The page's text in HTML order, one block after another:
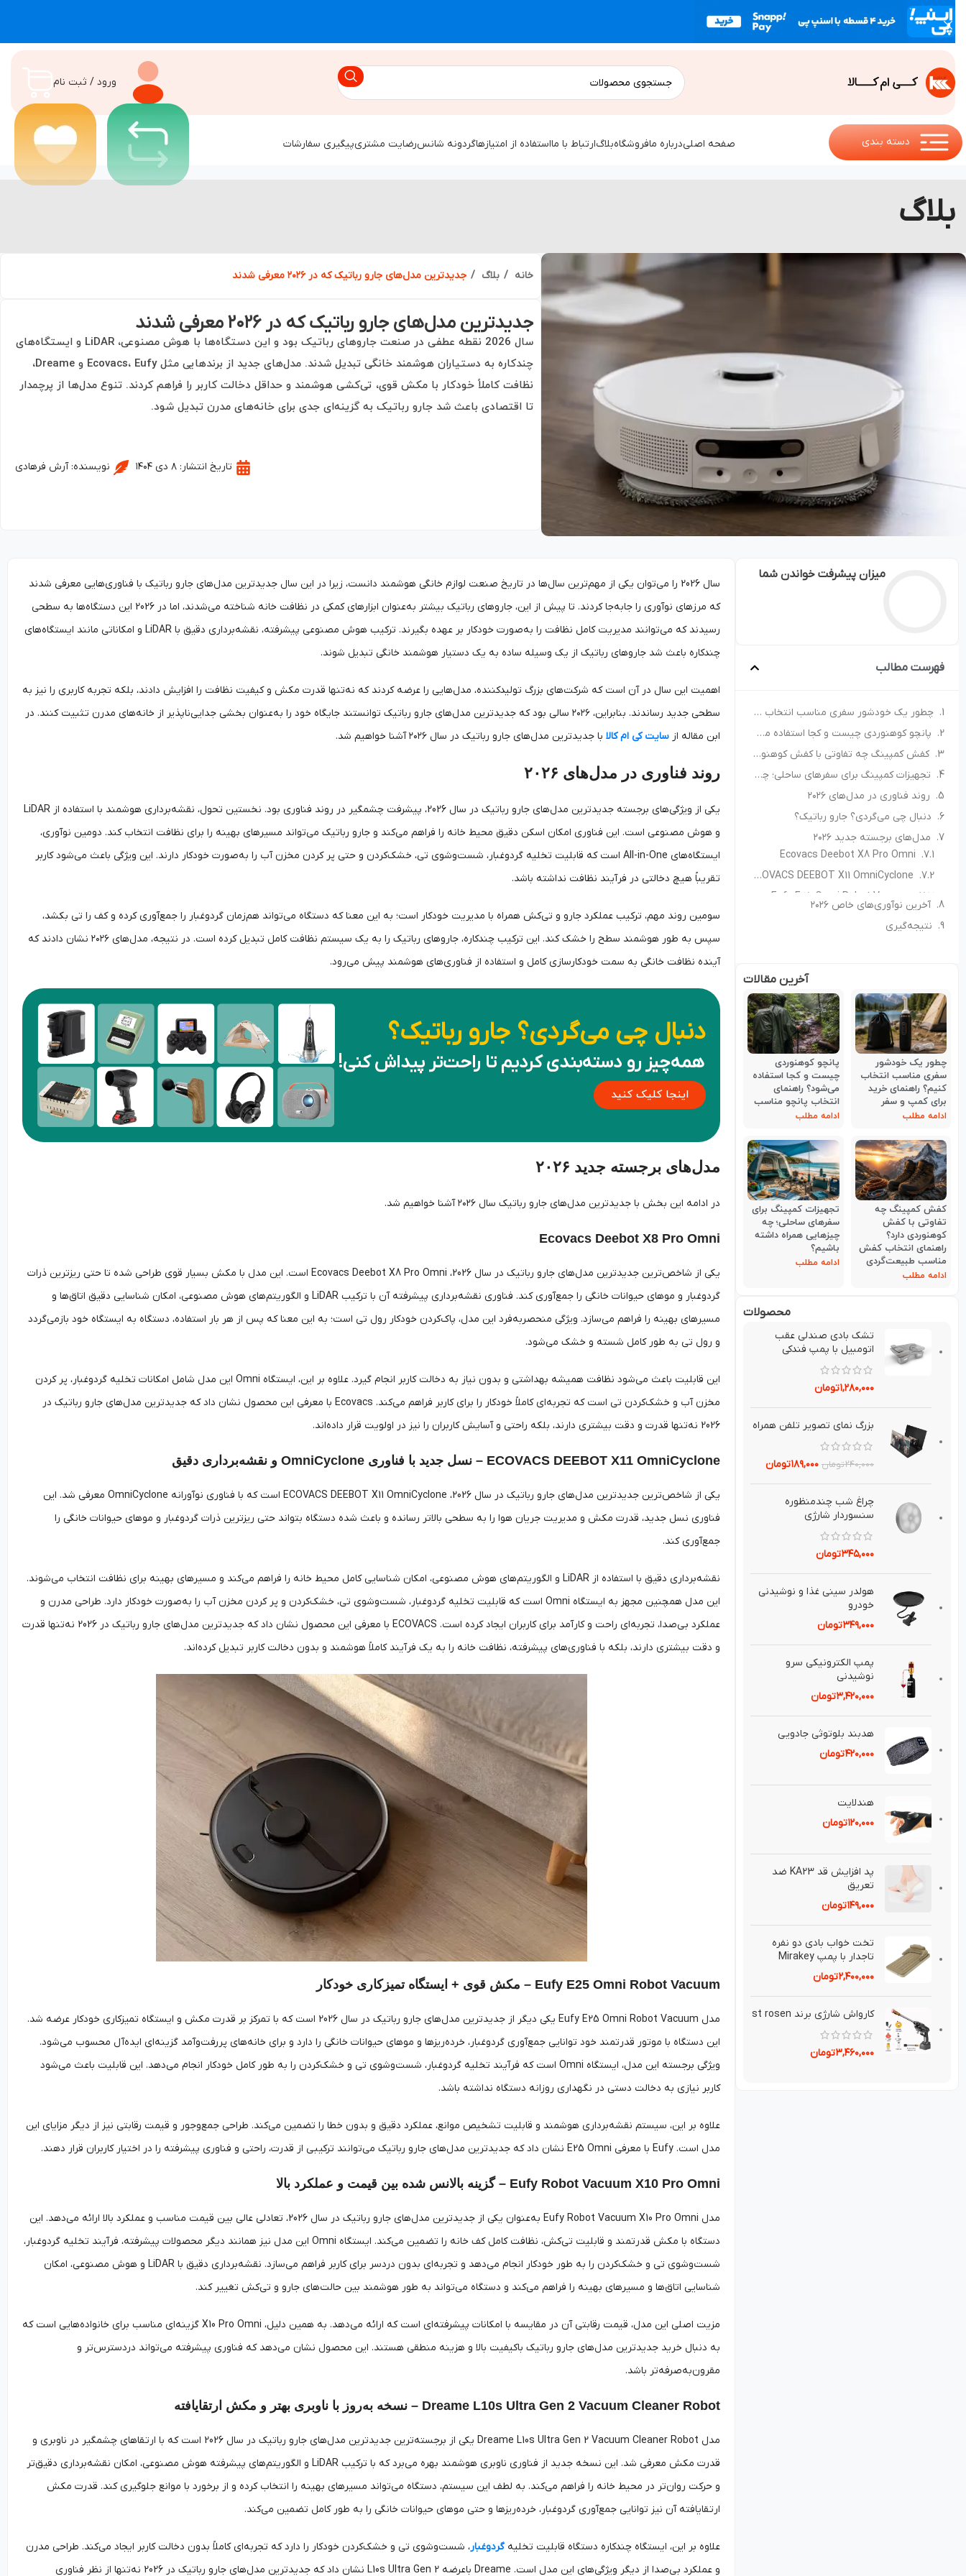
ورود / ثبت نام
دسته بندی صفحه اصلیدرباره مافروشگاهبلاگارتباط با مااستفاده از امتیازهاگردونه شانسرضایت مشتریپیگیری سفارشات
بلاگ
خانه بلاگ جدیدترین مدل‌های جارو رباتیک که در ۲۰۲۶ معرفی شدند
جدیدترین مدل‌های جارو رباتیک که در ۲۰۲۶ معرفی شدند
سال 2026 نقطه عطفی در صنعت جاروهای رباتیک بود و این دستگاه‌ها با هوش مصنوعی، LiDAR و ایستگاه‌های
چندکاره به دستیاران هوشمند خانگی تبدیل شدند. مدل‌های جدید از برندهایی مثل Ecovacs، Eufy و Dreame،
نظافت کاملاً خودکار با مکش قوی، تی‌کشی هوشمند و حداقل دخالت کاربر را فراهم کردند. تنوع مدل‌ها از پرچمدار
تا اقتصادی باعث شد جارو رباتیک به گزینه‌ای جدی برای خانه‌های مدرن تبدیل شود.
تاریخ انتشار: ۸ دی ۱۴۰۴ نویسنده: آرش فرهادی
میزان پیشرفت خواندن شما
فهرست مطالب
چطور یک خودشور سفری مناسب انتخاب کنیم؟ راهنمای خرید برای کمپ و سفر
پانچو کوهنوردی چیست و کجا استفاده می‌شود؟ راهنمای انتخاب پانچو مناسب
کفش کمپینگ چه تفاوتی با کفش کوهنوردی دارد؟ راهنمای انتخاب کفش مناسب طبیعت‌گردی
تجهیزات کمپینگ برای سفرهای ساحلی؛ چه چیزهایی همراه داشته باشیم؟
روند فناوری در مدل‌های ۲۰۲۶
دنبال چی می‌گردی؟ جارو رباتیک؟
مدل‌های برجسته جدید ۲۰۲۶
Ecovacs Deebot X8 Pro Omni
ECOVACS DEEBOT X11 OmniCyclone – نسل جدید با فناوری OmniCyclone و نقشه‌برداری دقیق
Ecovacs Deebot N30 Plus Robot Vacuum & Mop – مدل اقتصادی با عملکرد قابل‌قبول
آخرین نوآوری‌های خاص ۲۰۲۶
نتیجه‌گیری
چطور یک خودشور
سفری مناسب انتخاب
کنیم؟ راهنمای خرید
برای کمپ و سفر
ادامه مطلب
پانچو کوهنوردی
چیست و کجا استفاده
می‌شود؟ راهنمای
انتخاب پانچو مناسب
ادامه مطلب
راهنمای انتخاب کفش
مناسب طبیعت‌گردی
تجهیزات کمپینگ برای
سفرهای ساحلی؛ چه
چیزهایی همراه داشته
باشیم؟
آخرین مقالات
محصولات
تشك بادي صندلي عقب
اتومبيل با پمپ فندکی
۱,۲۸۰,۰۰۰تومان
بزرگ نماي تصوير تلفن همراه
چراغ شب چندمنظوره
سنسوردار شارژي
هولدر سيني غذا و نوشيدني
خودرو
پمپ الكترونيكی سرو
۳,۴۲۰,۰۰۰
۴۲۰,۰۰۰تومان
هندلايت
۱۲۰,۰۰۰تومان
تعريق⁣
تخت خواب بادی دو نفره
تاجدار با پمپ Mirakey
سال 2026 را می‌توان یکی از مهم‌ترین سال‌ها در تاریخ صنعت لوازم خانگی هوشمند دانست، زیرا در این سال جدیدترین مدل‌های جارو رباتیک با فناوری‌هایی معرفی شدند
که مرزهای نوآوری را جابه‌جا کردند. تا پیش از این، جاروهای رباتیک بیشتر به‌عنوان ابزارهای کمکی در نظافت خانه شناخته می‌شدند، اما در 2026 این دستگاه‌ها به سطحی
رسیدند که می‌توانند مدیریت کامل نظافت را به‌صورت خودکار بر عهده بگیرند. ترکیب هوش مصنوعی پیشرفته، نقشه‌برداری دقیق با LiDAR و امکاناتی مانند ایستگاه‌های
چندکاره باعث شد جاروهای رباتیک از یک وسیله ساده به یک دستیار هوشمند خانگی تبدیل شوند.
اهمیت این سال در آن است که شرکت‌های بزرگ تولیدکننده، مدل‌هایی را عرضه کردند که نه‌تنها قدرت مکش و کیفیت نظافت را افزایش دادند، بلکه تجربه کاربری را نیز به
سطحی جدید رساندند. بنابراین، ۲۰۲۶ سالی بود که جدیدترین مدل‌های جارو رباتیک توانستند جایگاه خود را به‌عنوان بخشی جدایی‌ناپذیر از خانه‌های مدرن تثبیت کنند. در
ابن مقاله از سایت کی ام کالابا جدیدترین مدل‌های جارو رباتیک در سال ۲۰۲۶ آشنا خواهیم شد.
روند فناوری در مدل‌های ۲۰۲۶
یکی از ویژگی‌های برجسته جدیدترین مدل‌های جارو رباتیک در سال 2026، پیشرفت چشمگیر در روند فناوری بود. نخستین تحول، نقشه‌برداری هوشمند با استفاده از LiDAR
و هوش مصنوعی است. این فناوری امکان اسکن دقیق محیط خانه را فراهم می‌کند و جارو رباتیک می‌تواند مسیرهای بهینه را برای نظافت انتخاب کند. دومین نوآوری،
ایستگاه‌های All-in-One است که قابلیت تخلیه گردوغبار، شست‌وشوی تی، خشک‌کردن و حتی پر کردن مخزن آب را به‌صورت خودکار دارند. این ویژگی باعث می‌شود کاربر
تقریباً هیچ دخالتی در فرآیند نظافت نداشته باشد.
سومین روند مهم، ترکیب عملکرد جارو و تی‌کش همراه با مدیریت خودکار است؛ به این معنا که دستگاه می‌تواند هم‌زمان گردوغبار را جمع‌آوری کرده و کف را تی بکشد،
سپس به طور هوشمند سطح را خشک کند. این ترکیب چندکاره، جاروهای رباتیک را به یک سیستم نظافت کامل تبدیل کرده است. در نتیجه، مدل‌های ۲۰۲۶ نشان دادند که
آینده نظافت خانگی به سمت خودکارسازی کامل و استفاده از فناوری‌های هوشمند پیش می‌رود.
دنبال چی می‌گردی؟ جارو رباتیک؟
همه‌چیز رو دسته‌بندی کردیم تا راحت‌تر پیداش کنی!
اینجا کلیک کنید
مدل‌های برجسته جدید ۲۰۲۶
در ادامه این بخش با جدیدترین مدل‌های جارو رباتیک سال ۲۰۲۶ آشنا خواهیم شد.
Ecovacs Deebot X8 Pro Omni
یکی از شاخص‌ترین جدیدترین مدل‌های جارو رباتیک در سال 2026، Ecovacs Deebot X8 Pro Omni است. این مدل با مکش بسیار قوی طراحی شده تا حتی ریزترین ذرات
گردوغبار و موهای حیوانات خانگی را جمع‌آوری کند. فناوری نقشه‌برداری پیشرفته آن با ترکیب LiDAR و الگوریتم‌های هوش مصنوعی، امکان شناسایی دقیق اتاق‌ها و
مسیرهای بهینه را فراهم می‌سازد. ویژگی منحصربه‌فرد این مدل، پاک‌کردن خودکار رول تی است؛ به این معنا که پس از هر بار استفاده، دستگاه به ایستگاه خود بازمی‌گردد
و رول تی به طور کامل شسته و خشک می‌شود.
این قابلیت باعث می‌شود نظافت همیشه بهداشتی و بدون نیاز به دخالت کاربر انجام گیرد. علاوه بر این، ایستگاه Omni این مدل شامل امکانات تخلیه گردوغبار، پر کردن
مخزن آب و خشک‌کردن تی است که تجربه‌ای کاملاً خودکار را برای کاربر فراهم می‌کند. Ecovacs با معرفی این محصول نشان داد که جدیدترین مدل‌های جارو رباتیک در
2026 نه‌تنها قدرت و دقت بیشتری دارند، بلکه راحتی و آسایش کاربران را نیز در اولویت قرار داده‌اند.
ECOVACS DEEBOT X11 OmniCyclone – نسل جدید با فناوری OmniCyclone و نقشه‌برداری دقیق
یکی از شاخص‌ترین جدیدترین مدل‌های جارو رباتیک در سال 2026، ECOVACS DEEBOT X11 OmniCyclone است که با فناوری نوآورانه OmniCyclone معرفی شد. این
فناوری نسل جدید، قدرت مکش و مدیریت جریان هوا را به سطحی بالاتر رسانده و باعث شده دستگاه بتواند حتی ریزترین ذرات گردوغبار و موهای حیوانات خانگی را
جمع‌آوری کند.
نقشه‌برداری دقیق با استفاده از LiDAR و الگوریتم‌های هوش مصنوعی، امکان شناسایی کامل محیط خانه را فراهم می‌کند و مسیرهای بهینه برای نظافت انتخاب می‌شوند.
این مدل همچنین مجهز به ایستگاه Omni است که قابلیت تخلیه گردوغبار، شست‌وشوی تی، خشک‌کردن و پر کردن مخزن آب را به‌صورت خودکار دارد. طراحی مدرن و
عملکرد بی‌صدا، تجربه‌ای راحت و کارآمد برای کاربران ایجاد کرده است. ECOVACS با معرفی این محصول نشان داد که جدیدترین مدل‌های جارو رباتیک در 2026 نه‌تنها قدرت
و دقت بیشتری دارند، بلکه با فناوری‌های پیشرفته، نظافت خانه را به یک فرآیند کاملاً هوشمند و بدون دخالت کاربر تبدیل کرده‌اند.
Eufy E25 Omni Robot Vacuum – مکش قوی + ایستگاه تمیزکاری خودکار
مدل Eufy E25 Omni Robot Vacuum یکی دیگر از جدیدترین مدل‌های جارو رباتیک در سال 2026 است که با تمرکز بر قدرت مکش و ایستگاه تمیزکاری خودکار عرضه شد.
این دستگاه با موتور قدرتمند خود توانایی جمع‌آوری گردوغبار، خرده‌ریزها و موهای حیوانات خانگی را دارد و برای خانه‌های پررفت‌وآمد گزینه‌ای ایده‌آل محسوب می‌شود.
ویژگی برجسته این مدل، ایستگاه Omni است که فرآیند تخلیه گردوغبار، شست‌وشوی تی و خشک‌کردن را به طور کامل خودکار انجام می‌دهد. این قابلیت باعث می‌شود
کاربر نیازی به دخالت دستی در نگهداری روزانه دستگاه نداشته باشد.
علاوه بر این، سیستم نقشه‌برداری هوشمند و قابلیت تشخیص موانع، عملکرد دقیق و بدون خطا را تضمین می‌کند. طراحی جمع‌وجور و قیمت رقابتی نیز از دیگر مزایای این
مدل است. Eufy با معرفی E25 Omni نشان داد که جدیدترین مدل‌های جارو رباتیک می‌توانند ترکیبی از قدرت، راحتی و فناوری پیشرفته را در اختیار کاربران قرار دهند.
Eufy Robot Vacuum X10 Pro Omni – گزینه بالانس شده بین قیمت و عملکرد بالا
مدل Eufy Robot Vacuum X10 Pro Omni به‌عنوان یکی از جدیدترین مدل‌های جارو رباتیک در سال 2026، تعادلی عالی بین قیمت مناسب و عملکرد بالا ارائه می‌دهد. این
دستگاه با مکش قدرتمند و قابلیت تی‌کش، نظافت کامل کف خانه را تضمین می‌کند. ایستگاه Omni این مدل نیز همانند دیگر محصولات پیشرفته، فرآیند تخلیه گردوغبار،
شست‌وشوی تی و خشک‌کردن را به طور خودکار انجام می‌دهد و تجربه‌ای بدون دردسر برای کاربر فراهم می‌سازد. نقشه‌برداری دقیق با LiDAR و هوش مصنوعی، امکان
شناسایی اتاق‌ها و مسیرهای بهینه را فراهم می‌کند و دستگاه می‌تواند به طور هوشمند بین حالت‌های جارو و تی‌کش تغییر کند.
مزیت اصلی این مدل، قیمت رقابتی آن در مقایسه با امکانات پیشرفته‌ای است که ارائه می‌دهد. به همین دلیل، X10 Pro Omni گزینه‌ای مناسب برای خانواده‌هایی است که
به دنبال خرید جدیدترین مدل‌های جارو رباتیک باکیفیت بالا و هزینه منطقی هستند. این محصول نشان می‌دهد که فناوری پیشرفته می‌تواند دردسترس‌تر و
مقرون‌به‌صرفه‌تر باشد.
Dreame L10s Ultra Gen 2 Vacuum Cleaner Robot – نسخه به‌روز با ناوبری بهتر و مکش ارتقایافته
مدل Dreame L10s Ultra Gen 2 Vacuum Cleaner Robot یکی از برجسته‌ترین جدیدترین مدل‌های جارو رباتیک در سال 2026 است که با ارتقاهای چشمگیر در ناوبری و
قدرت مکش معرفی شد. این نسخه جدید از فناوری ناوبری هوشمند بهره می‌برد که با ترکیب LiDAR و الگوریتم‌های پیشرفته هوش مصنوعی، امکان نقشه‌برداری دقیق‌تر
و حرکت روان‌تر در محیط خانه را فراهم می‌کند. به لطف این سیستم، دستگاه می‌تواند مسیرهای بهینه را انتخاب کرده و از برخورد با موانع جلوگیری کند. قدرت مکش
ارتقایافته آن نیز توانایی جمع‌آوری گردوغبار، خرده‌ریزها و حتی موهای حیوانات خانگی را به طور کامل تضمین می‌کند.
علاوه بر این، ایستگاه چندکاره دستگاه قابلیت تخلیه گردوغبار، شست‌وشوی تی و خشک‌کردن خودکار را دارد که تجربه‌ای کاملاً بدون دخالت کاربر ایجاد می‌کند. طراحی مدرن
و عملکرد بی‌صدا از دیگر ویژگی‌های این مدل است. Dreame باعرضه L10s Ultra Gen 2 نشان داد که جدیدترین مدل‌های جارو رباتیک در 2026 نه‌تنها از نظر فناوری